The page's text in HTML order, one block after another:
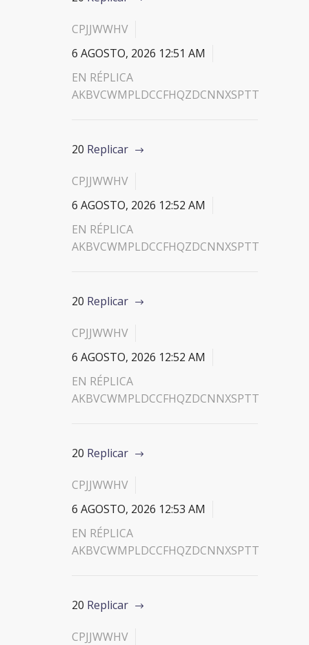
CPJJWWHV
6 AGOSTO, 2026 12:51 AM
EN RÉPLICA
AKBVCWMPLDCCFHQZDCNNXSPTT
20 Replicar
CPJJWWHV
6 AGOSTO, 2026 12:52 AM
EN RÉPLICA
AKBVCWMPLDCCFHQZDCNNXSPTT
20 Replicar
CPJJWWHV
6 AGOSTO, 2026 12:52 AM
EN RÉPLICA
AKBVCWMPLDCCFHQZDCNNXSPTT
20 Replicar
CPJJWWHV
6 AGOSTO, 2026 12:53 AM
EN RÉPLICA
AKBVCWMPLDCCFHQZDCNNXSPTT
20 Replicar
CPJJWWHV